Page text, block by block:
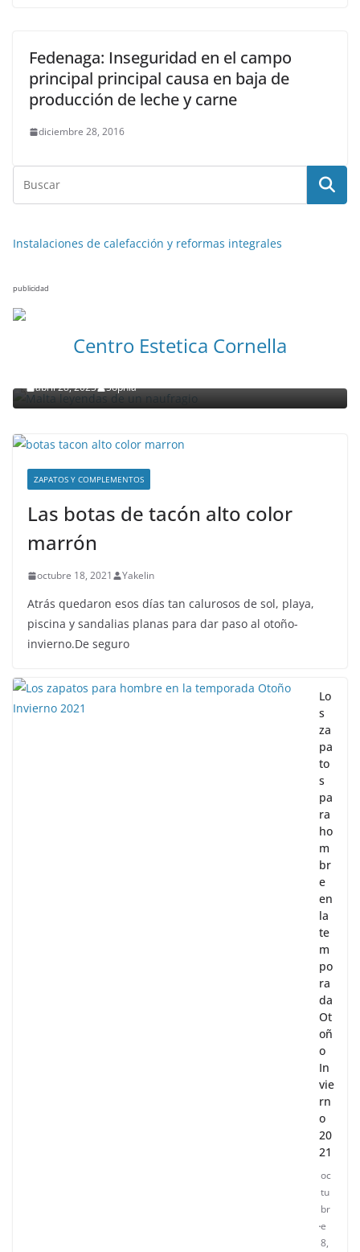
Fedenaga: Inseguridad en el campo
principal principal causa en baja de
producción de leche y carne
diciembre 28, 2016
Instalaciones de calefacción y reformas integrales
publicidad
Centro Estetica Cornella
abril 28, 2023 Sophia
ZAPATOS Y COMPLEMENTOS
Las botas de tacón alto color
marrón
octubre 18, 2021 Yakelin
Atrás quedaron esos días tan calurosos de sol, playa,
piscina y sandalias planas para dar paso al otoño-
invierno.De seguro
Lo
s
za
pa
to
s
pa
ra
ho
m
br
e
en
la
te
m
po
ra
da
Ot
oñ
o
In
vie
rn
o
20
21
oc
tu
br
e
8,